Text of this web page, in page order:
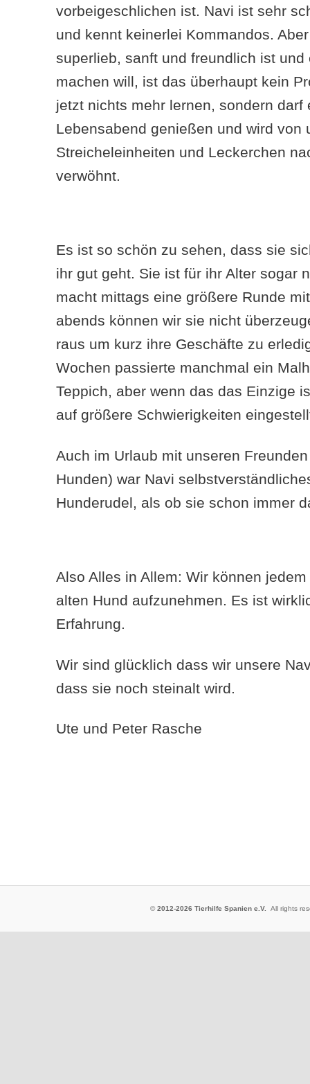
vorbeigeschlichen ist. Navi ist sehr
und kennt keinerlei Kommandos.
superlieb, sanft und freundlich ist
machen will, ist das überhaupt kein
jetzt nichts mehr lernen, sondern darf
Lebensabend genießen und wird von
Streicheleinheiten und Leckerchen
verwöhnt.
Es ist so schön zu sehen, dass sie
ihr gut geht. Sie ist für ihr Alter sogar
macht mittags eine größere Runde
abends können wir sie nicht
raus um kurz ihre Geschäfte zu
Wochen passierte manchmal ein
Teppich, aber wenn das das Einzige
auf größere Schwierigkeiten
Auch im Urlaub mit unseren
Hunden) war Navi
Hunderudel, als ob sie schon immer
Also Alles in Allem: Wir können
alten Hund aufzunehmen. Es ist
Erfahrung.
Wir sind glücklich dass wir unsere
dass sie noch steinalt wird.
Ute und Peter Rasche
©2012-2026 Tierhilfe Spanien e.V.All rights